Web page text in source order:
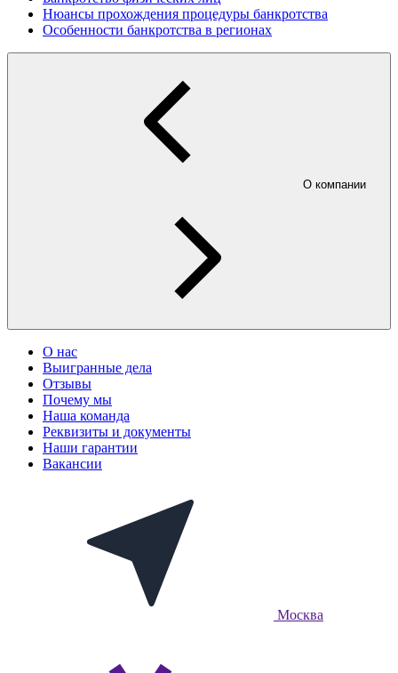
Нюансы прохождения процедуры банкротства
Особенности банкротства в регионах
О компании
О нас
Выигранные дела
Отзывы
Почему мы
Наша команда
Реквизиты и документы
Наши гарантии
Вакансии
Москва